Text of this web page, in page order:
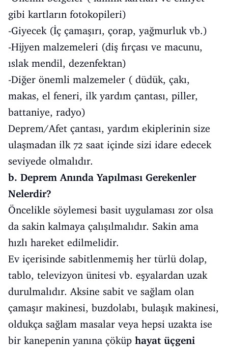
gibi kartların fotokopileri)
-Giyecek (İç çamaşırı, çorap, yağmurluk vb.)
-Hijyen malzemeleri (diş fırçası ve macunu,
ıslak mendil, dezenfektan)
-Diğer önemli malzemeler ( düdük, çakı,
makas, el feneri, ilk yardım çantası, piller,
battaniye, radyo)
Deprem/Afet çantası, yardım ekiplerinin size
ulaşmadan ilk 72 saat içinde sizi idare edecek
seviyede olmalıdır.
b. Deprem Anında Yapılması Gerekenler
Nelerdir?
Öncelikle söylemesi basit uygulaması zor olsa
da sakin kalmaya çalışılmalıdır. Sakin ama
hızlı hareket edilmelidir.
Ev içerisinde sabitlenmemiş her türlü dolap,
tablo, televizyon ünitesi vb. eşyalardan uzak
durulmalıdır. Aksine sabit ve sağlam olan
çamaşır makinesi, buzdolabı, bulaşık makinesi,
oldukça sağlam masalar veya hepsi uzakta ise
bir kanepenin yanına çöküp hayat üçgeni